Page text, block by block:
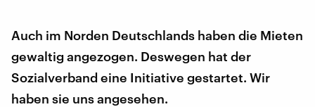
Auch im Norden Deutschlands haben die Mieten
gewaltig angezogen. Deswegen hat der
Sozialverband eine Initiative gestartet. Wir
haben sie uns angesehen.